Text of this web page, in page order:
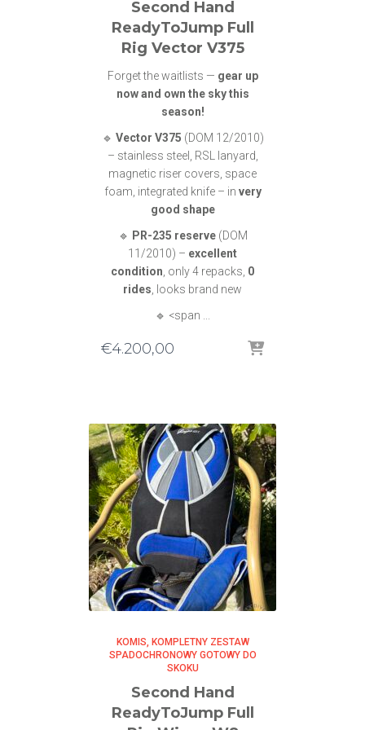
Second Hand
ReadyToJump Full
Rig Vector V375
Forget the waitlists — gear up
now and own the sky this
season!
🔹 Vector V375 (DOM 12/2010)
– stainless steel, RSL lanyard,
magnetic riser covers, space
foam, integrated knife – in very
good shape
🔹 PR-235 reserve(DOM
11/2010) – excellent
condition , only 4 repacks, 0
rides , looks brand new
🔹 <span ...
€4.200,00
KOMIS
KOMPLETNY ZESTAW
SPADOCHRONOWY GOTOWY DO
SKOKU
Second Hand
ReadyToJump Full